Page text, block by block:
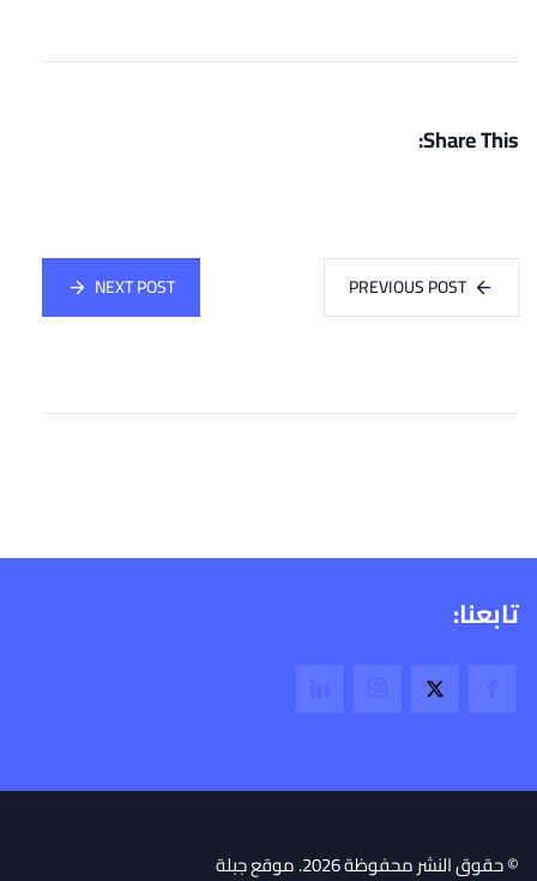
Share This:
PREVIOUS POST
NEXT POST
تابعنا:
© حقوق النشر محفوظة 2026. موقع جبلة